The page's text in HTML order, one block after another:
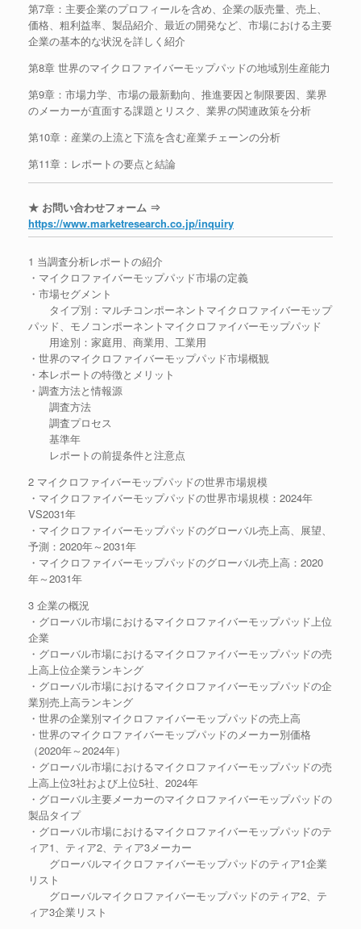
第7章：主要企業のプロフィールを含め、企業の販売量、売上、
価格、粗利益率、製品紹介、最近の開発など、市場における主要
企業の基本的な状況を詳しく紹介
第8章 世界のマイクロファイバーモップパッドの地域別生産能力
第9章：市場力学、市場の最新動向、推進要因と制限要因、業界
のメーカーが直面する課題とリスク、業界の関連政策を分析
第10章：産業の上流と下流を含む産業チェーンの分析
第11章：レポートの要点と結論
★ お問い合わせフォーム ⇒
https://www.marketresearch.co.jp/inquiry
1 当調査分析レポートの紹介
・マイクロファイバーモップパッド市場の定義
・市場セグメント
タイプ別：マルチコンポーネントマイクロファイバーモップ
パッド、モノコンポーネントマイクロファイバーモップパッド
用途別：家庭用、商業用、工業用
・世界のマイクロファイバーモップパッド市場概観
・本レポートの特徴とメリット
・調査方法と情報源
調査方法
調査プロセス
基準年
レポートの前提条件と注意点
2 マイクロファイバーモップパッドの世界市場規模
・マイクロファイバーモップパッドの世界市場規模：2024年
VS2031年
・マイクロファイバーモップパッドのグローバル売上高、展望、
予測：2020年～2031年
・マイクロファイバーモップパッドのグローバル売上高：2020
年～2031年
3 企業の概況
・グローバル市場におけるマイクロファイバーモップパッド上位
企業
・グローバル市場におけるマイクロファイバーモップパッドの売
上高上位企業ランキング
・グローバル市場におけるマイクロファイバーモップパッドの企
業別売上高ランキング
・世界の企業別マイクロファイバーモップパッドの売上高
・世界のマイクロファイバーモップパッドのメーカー別価格
（2020年～2024年）
・グローバル市場におけるマイクロファイバーモップパッドの売
上高上位3社および上位5社、2024年
・グローバル主要メーカーのマイクロファイバーモップパッドの
製品タイプ
・グローバル市場におけるマイクロファイバーモップパッドのテ
ィア1、ティア2、ティア3メーカー
グローバルマイクロファイバーモップパッドのティア1企業
リスト
グローバルマイクロファイバーモップパッドのティア2、テ
ィア3企業リスト